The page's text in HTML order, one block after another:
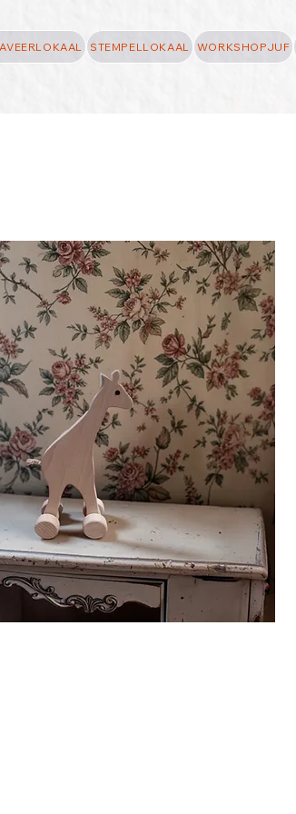
STEMPELLOKAAL WORKSHOPJUF